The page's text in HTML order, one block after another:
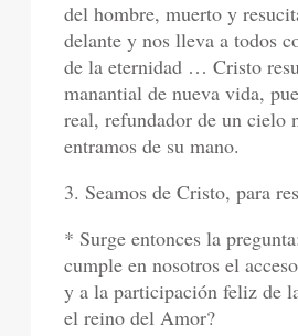
del hombre, muerto y
delante y nos lleva a todos
de la eternidad … Cristo
manantial de nueva vida,
real, refundador de un cielo
entramos de su mano.
3. Seamos de Cristo, para
* Surge entonces la
cumple en nosotros el
y a la participación feliz de
el reino del Amor?